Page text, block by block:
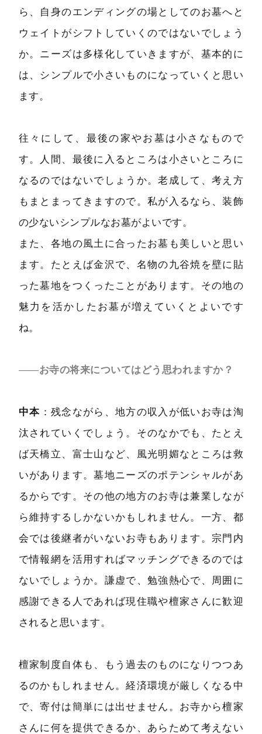
ら、自身のエンディングの場としてのお墓へと
ウェイトがシフトしていくのではないでしょう
か。ニーズは多様化していきますが、基本的に
は、シンプルで小さいものになっていくと思い
ます。
往々にして、最後の家やお墓は小さなもので
す。人間、最後に入るところは小さいところに
なるのではないでしょうか。老成して、考え方
もまとまってきますので。私が入るなら、装飾
の少ないシンプルなお墓がよいです。
また、各地の風土に合ったお墓も美しいと思い
ます。たとえば金沢で、名物の九谷焼を壁に貼
った墓地をつくったことがあります。その地の
魅力を活かしたお墓が増えていくとよいです
ね。
――お寺の将来についてはどう思われますか？
中本 ：残念ながら、地方の収入が低いお寺は淘
汰されていくでしょう。そのなかでも、たとえ
ば天橋立、富士山など、風光明媚なところは救
いがあります。墓地ニーズのポテンシャルがあ
るからです。その他の地方のお寺は兼業しなが
ら維持するしかないかもしれません。一方、都
会では後継者がいないお寺もあります。宗門内
で情報網を活用すればマッチングできるのでは
ないでしょうか。謙虚で、勉強熱心で、周囲に
感謝できる人であれば現住職や檀家さんに歓迎
されると思います。
檀家制度自体も、もう過去のものになりつつあ
るのかもしれません。経済環境が厳しくなる中
で、寄付は簡単には出せません。お寺から檀家
さんに何を提供できるか、あらためて考えない